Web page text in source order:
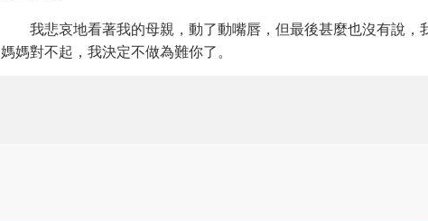
我悲哀地看著我的母親，動了動嘴唇，但最後甚麼也沒有說，
媽媽對不起，我決定不做為難你了。